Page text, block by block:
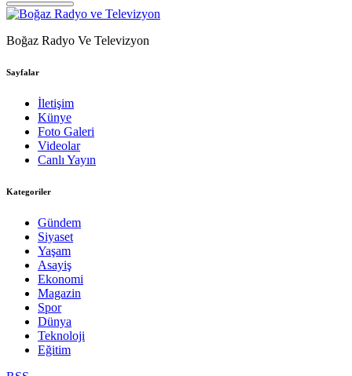
Boğaz Radyo Ve Televizyon
Sayfalar
İletişim
Künye
Foto Galeri
Videolar
Canlı Yayın
Kategoriler
Gündem
Siyaset
Yaşam
Asayiş
Ekonomi
Magazin
Spor
Dünya
Teknoloji
Eğitim